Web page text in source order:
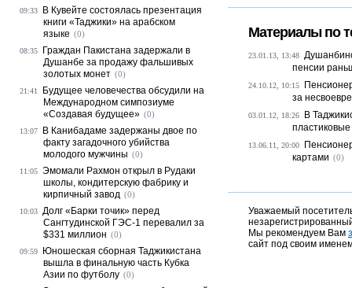
Материалы по
23.01.13, 13:48
пенсии
24.10.12, 10:15
за
03.01.12, 18:26
В
13.06.11, 20:00
картами (0)
Уважаемый
Мы рекомендуем Вам
сайт под своим
09:33
В Кувейте состоялась презентация
книги «Таджики» на арабском
языке (0)
08:35
Граждан Пакистана задержали в
Душанбе за продажу фальшивых
золотых монет (0)
21:41
Будущее человечества обсудили на
Международном симпозиуме
«Создавая будущее» (0)
13:07
В Канибадаме задержаны двое по
факту загадочного убийства
молодого мужчины (0)
11:05 Эмомали Рахмон открыл в Рудаки
школы, кондитерскую фабрику и
кирпичный завод (0)
10:03 Долг «Барки точик» перед
Сангтудинской ГЭС-1 перевалил за
$331 миллион (0)
09:59
Юношеская сборная Таджикистана
вышла в финальную часть Кубка
Азии по футболу (0)